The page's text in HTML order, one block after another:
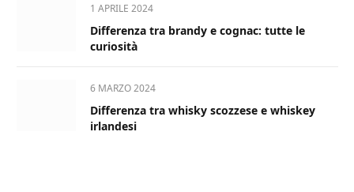
1 APRILE 2024
Differenza tra brandy e cognac: tutte le
curiosità
6 MARZO 2024
Differenza tra whisky scozzese e whiskey
irlandesi